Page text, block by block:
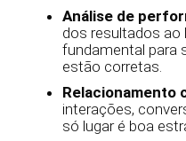
Análise de
dos resultados ao
fundamental para
estão corretas.
Relacionamento
interações,
só lugar é boa